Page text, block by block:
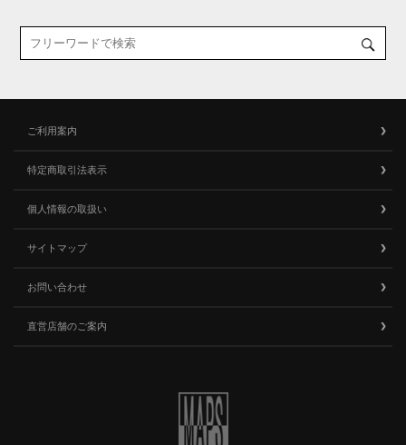
ご利用案内
特定商取引法表示
個人情報の取扱い
サイトマップ
お問い合わせ
直営店舗のご案内